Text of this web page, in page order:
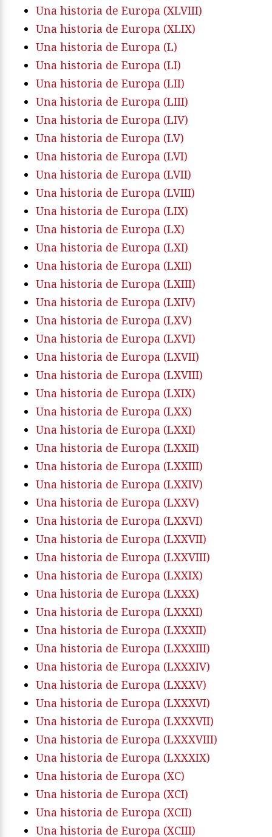
Una historia de Europa (XLVIII)
Una historia de Europa (XLIX)
Una historia de Europa (L)
Una historia de Europa (LI)
Una historia de Europa (LII)
Una historia de Europa (LIII)
Una historia de Europa (LIV)
Una historia de Europa (LV)
Una historia de Europa (LVI)
Una historia de Europa (LVII)
Una historia de Europa (LVIII)
Una historia de Europa (LIX)
Una historia de Europa (LX)
Una historia de Europa (LXI)
Una historia de Europa (LXII)
Una historia de Europa (LXIII)
Una historia de Europa (LXIV)
Una historia de Europa (LXV)
Una historia de Europa (LXVI)
Una historia de Europa (LXVII)
Una historia de Europa (LXVIII)
Una historia de Europa (LXIX)
Una historia de Europa (LXX)
Una historia de Europa (LXXI)
Una historia de Europa (LXXII)
Una historia de Europa (LXXIII)
Una historia de Europa (LXXIV)
Una historia de Europa (LXXV)
Una historia de Europa (LXXVI)
Una historia de Europa (LXXVII)
Una historia de Europa (LXXVIII)
Una historia de Europa (LXXIX)
Una historia de Europa (LXXX)
Una historia de Europa (LXXXI)
Una historia de Europa (LXXXII)
Una historia de Europa (LXXXIII)
Una historia de Europa (LXXXIV)
Una historia de Europa (LXXXV)
Una historia de Europa (LXXXVI)
Una historia de Europa (LXXXVII)
Una historia de Europa (LXXXVIII)
Una historia de Europa (LXXXIX)
Una historia de Europa (XC)
Una historia de Europa (XCI)
Una historia de Europa (XCII)
Una historia de Europa (XCIII)